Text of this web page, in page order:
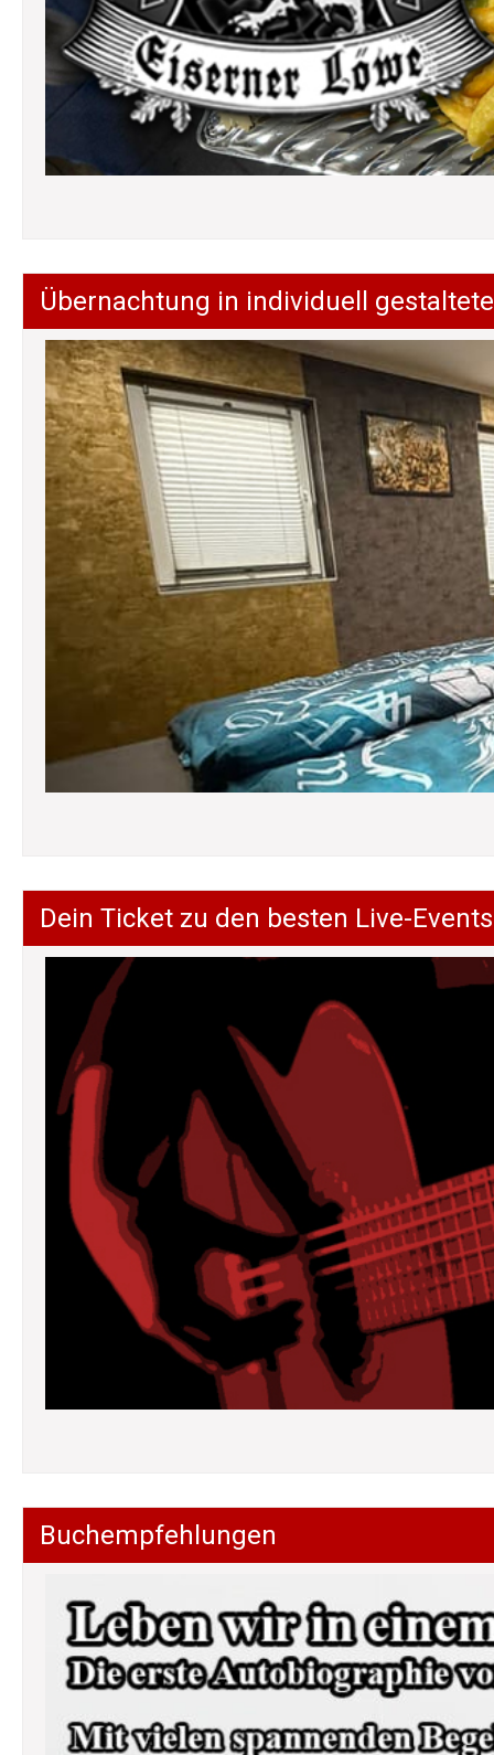
Übernachtung in individuell
Dein Ticket zu den besten Live-Events
Buchempfehlungen